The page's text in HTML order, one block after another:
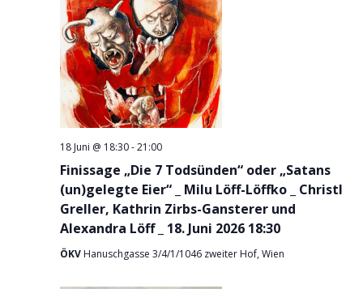
Finissage „Die 7 Todsünden“ oder „Satans
(un)gelegte Eier“ _ Milu Löff-Löffko _ Christl
Greller, Kathrin Zirbs-Gansterer und
Alexandra Löff _ 18. Juni 2026 18:30
18 Juni @ 18:30-21:00
ÖKV Hanuschgasse 3/4/1/1046 zweiter Hof, Wien